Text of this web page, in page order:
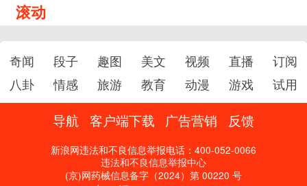
滚动
奇闻 段子 趣图 美文 视频 直播
订阅
八卦
情感 旅游 教育 动漫 游戏 试用
导航 客户端下载 广告营销 反馈
新浪网违法和不良信息举报电话：400-052-0066
违法和不良信息举报中心
(京)网药械信息备字（2024）第 00220 号